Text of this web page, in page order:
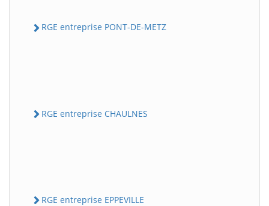
RGE entreprise PONT-DE-METZ
RGE entreprise CHAULNES
RGE entreprise EPPEVILLE